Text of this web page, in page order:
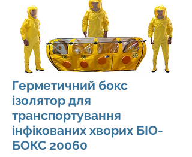
Герметичний бокс
ізолятор для
транспортування
інфікованих хворих БІО-
БОКС 20060